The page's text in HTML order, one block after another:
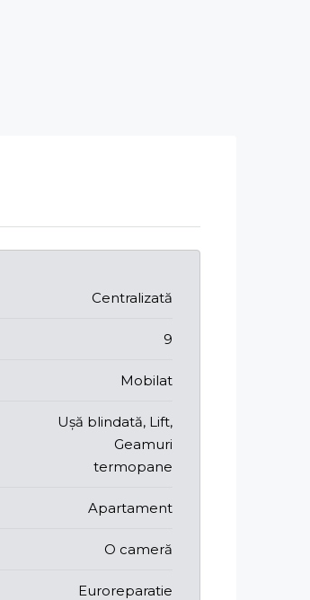
Centralizată
9
Mobilat
Ușă blindată, Lift,
Geamuri
termopane
Apartament
O cameră
Euroreparatie